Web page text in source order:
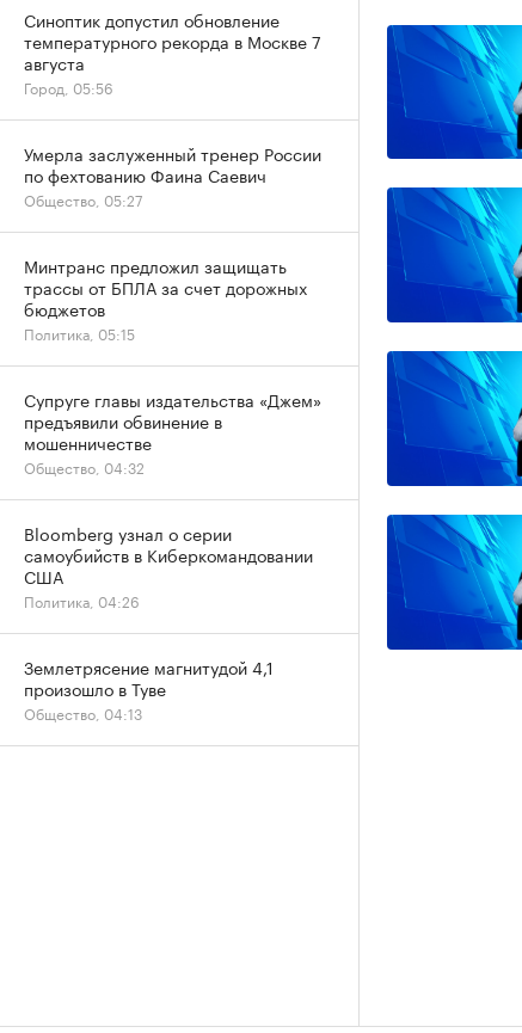
Синоптик допустил обновление
температурного рекорда в Москве 7
августа
Город, 05:56
Умерла заслуженный тренер России
по фехтованию Фаина Саевич
Общество, 05:27
Минтранс предложил защищать
трассы от БПЛА за счет дорожных
бюджетов
Политика, 05:15
Супруге главы издательства «Джем»
предъявили обвинение в
мошенничестве
Общество, 04:32
Bloomberg узнал о серии
самоубийств в Киберкомандовании
США
Политика, 04:26
Землетрясение магнитудой 4,1
произошло в Туве
Общество, 04:13